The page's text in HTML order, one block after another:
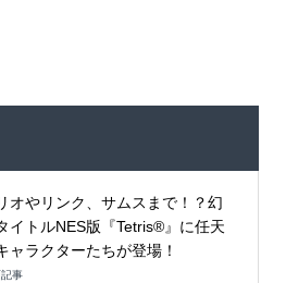
オやリンク、サムスまで！？幻
イトルNES版『Tetris®』に任天
ャラクターたちが登場！
事